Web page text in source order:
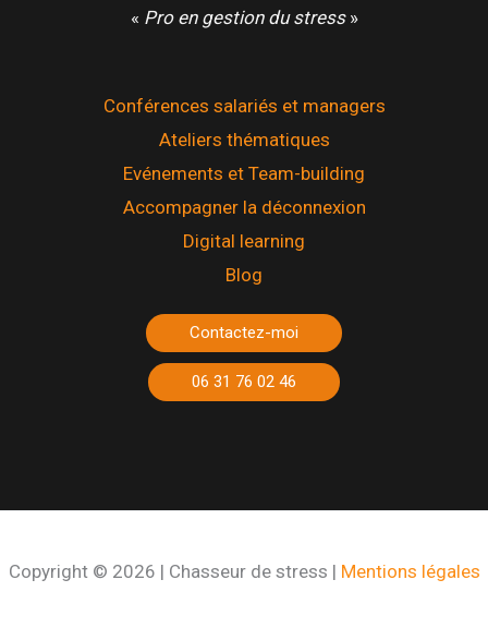
« Pro en gestion du stress»
Conférences salariés et managers
Ateliers thématiques
Evénements et Team-building
Accompagner la déconnexion
Digital learning
Blog
Contactez-moi
06 31 76 02 46
Copyright © 2026 | Chasseur de stress | Mentions légales